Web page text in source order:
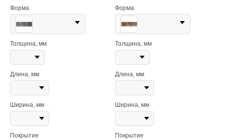
Форма
Толщина, мм
Длина, мм
Ширина, мм
Покрытие
Форма
Толщина, мм
Длина, мм
Ширина, мм
Покрытие